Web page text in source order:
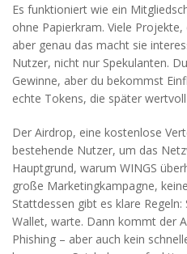
Es funktioniert wie ein
ohne Papierkram. Viele
aber genau das macht sie
Nutzer, nicht nur Spekulanten.
Gewinne, aber du bekommst
echte Tokens, die später
Der Airdrop, eine kostenlose
bestehende Nutzer, um das
Hauptgrund, warum WINGS
große Marketingkampagne,
Stattdessen gibt es klare
Wallet, warte. Dann kommt der
Phishing – aber auch kein